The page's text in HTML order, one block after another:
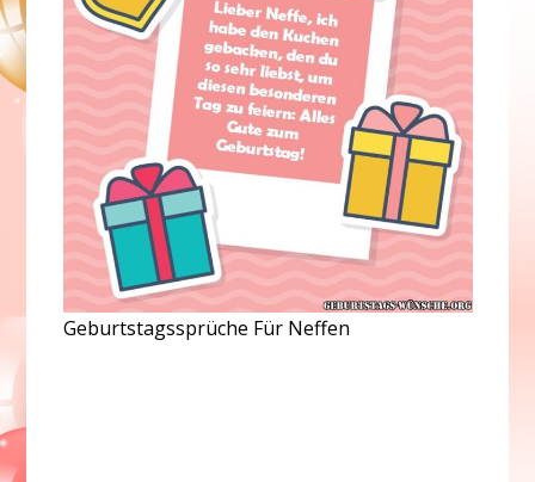
Geburtstagssprüche Für Neffen